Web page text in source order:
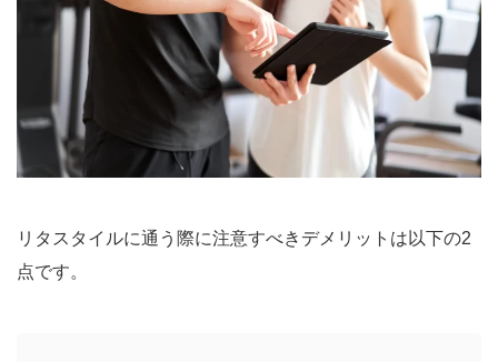
リタスタイルに通う際に注意すべきデメリットは以下の2
点です。